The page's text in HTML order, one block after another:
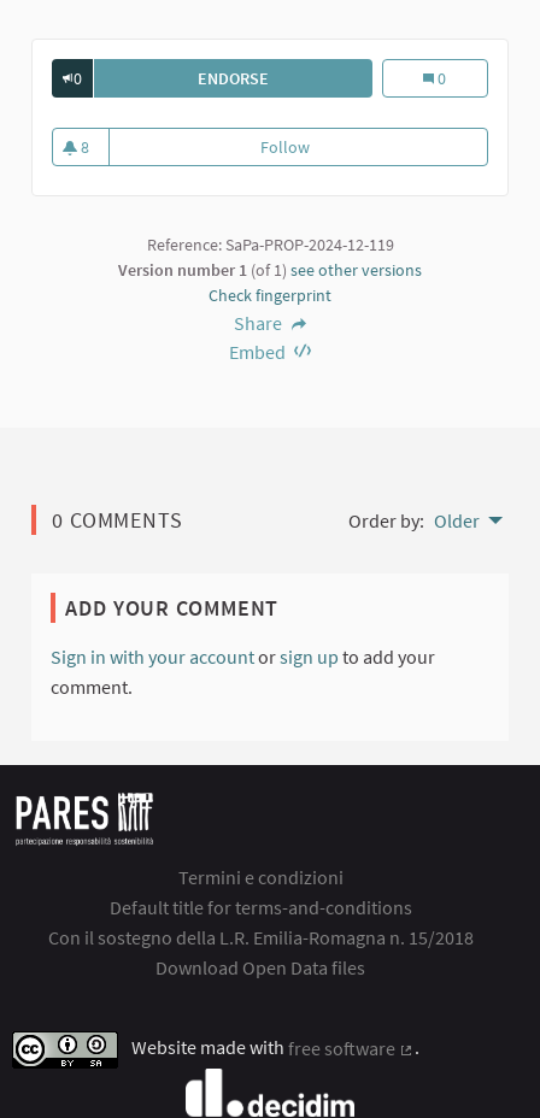
0 ENDORSE SPAZIO POLIVALENTESpazio
0
8
8 followers
FollowSpazio polivalente
Reference: SaPa-PROP-2024-12-119
Version number 1 (of 1) see other versions
Check fingerprint
Share
Embed
0 COMMENTS Order by: Older
ADD YOUR COMMENT
Sign in with your accountorsign up to add your
comment.
Termini e condizioni
Default title for terms-and-conditions
Con il sostegno della L.R. Emilia-Romagna n. 15/2018
Download Open Data files
Website made with free software
.